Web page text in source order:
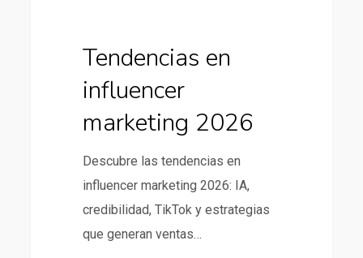
Tendencias en
influencer
marketing 2026
Descubre las tendencias en
influencer marketing 2026: IA,
credibilidad, TikTok y estrategias
que generan ventas…